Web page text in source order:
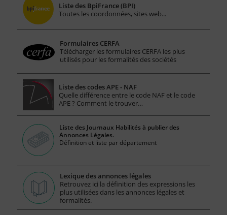
Liste des BpiFrance (BPI)
Toutes les coordonnées, sites web...
Formulaires CERFA
Télécharger les formulaires CERFA les plus
utilisés pour les formalités des sociétés
Liste des codes APE - NAF
Quelle différence entre le code NAF et le code
APE ? Comment le trouver…
Liste des Journaux Habilités à publier des
Annonces Légales.
Définition et liste par département
Lexique des annonces légales
Retrouvez ici la définition des expressions les
plus utilisées dans les annonces légales et
formalités.